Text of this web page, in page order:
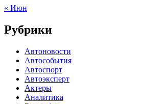
« Июн
Рубрики
Автоновости
Автособытия
Автоспорт
Автоэксперт
Актеры
Аналитика